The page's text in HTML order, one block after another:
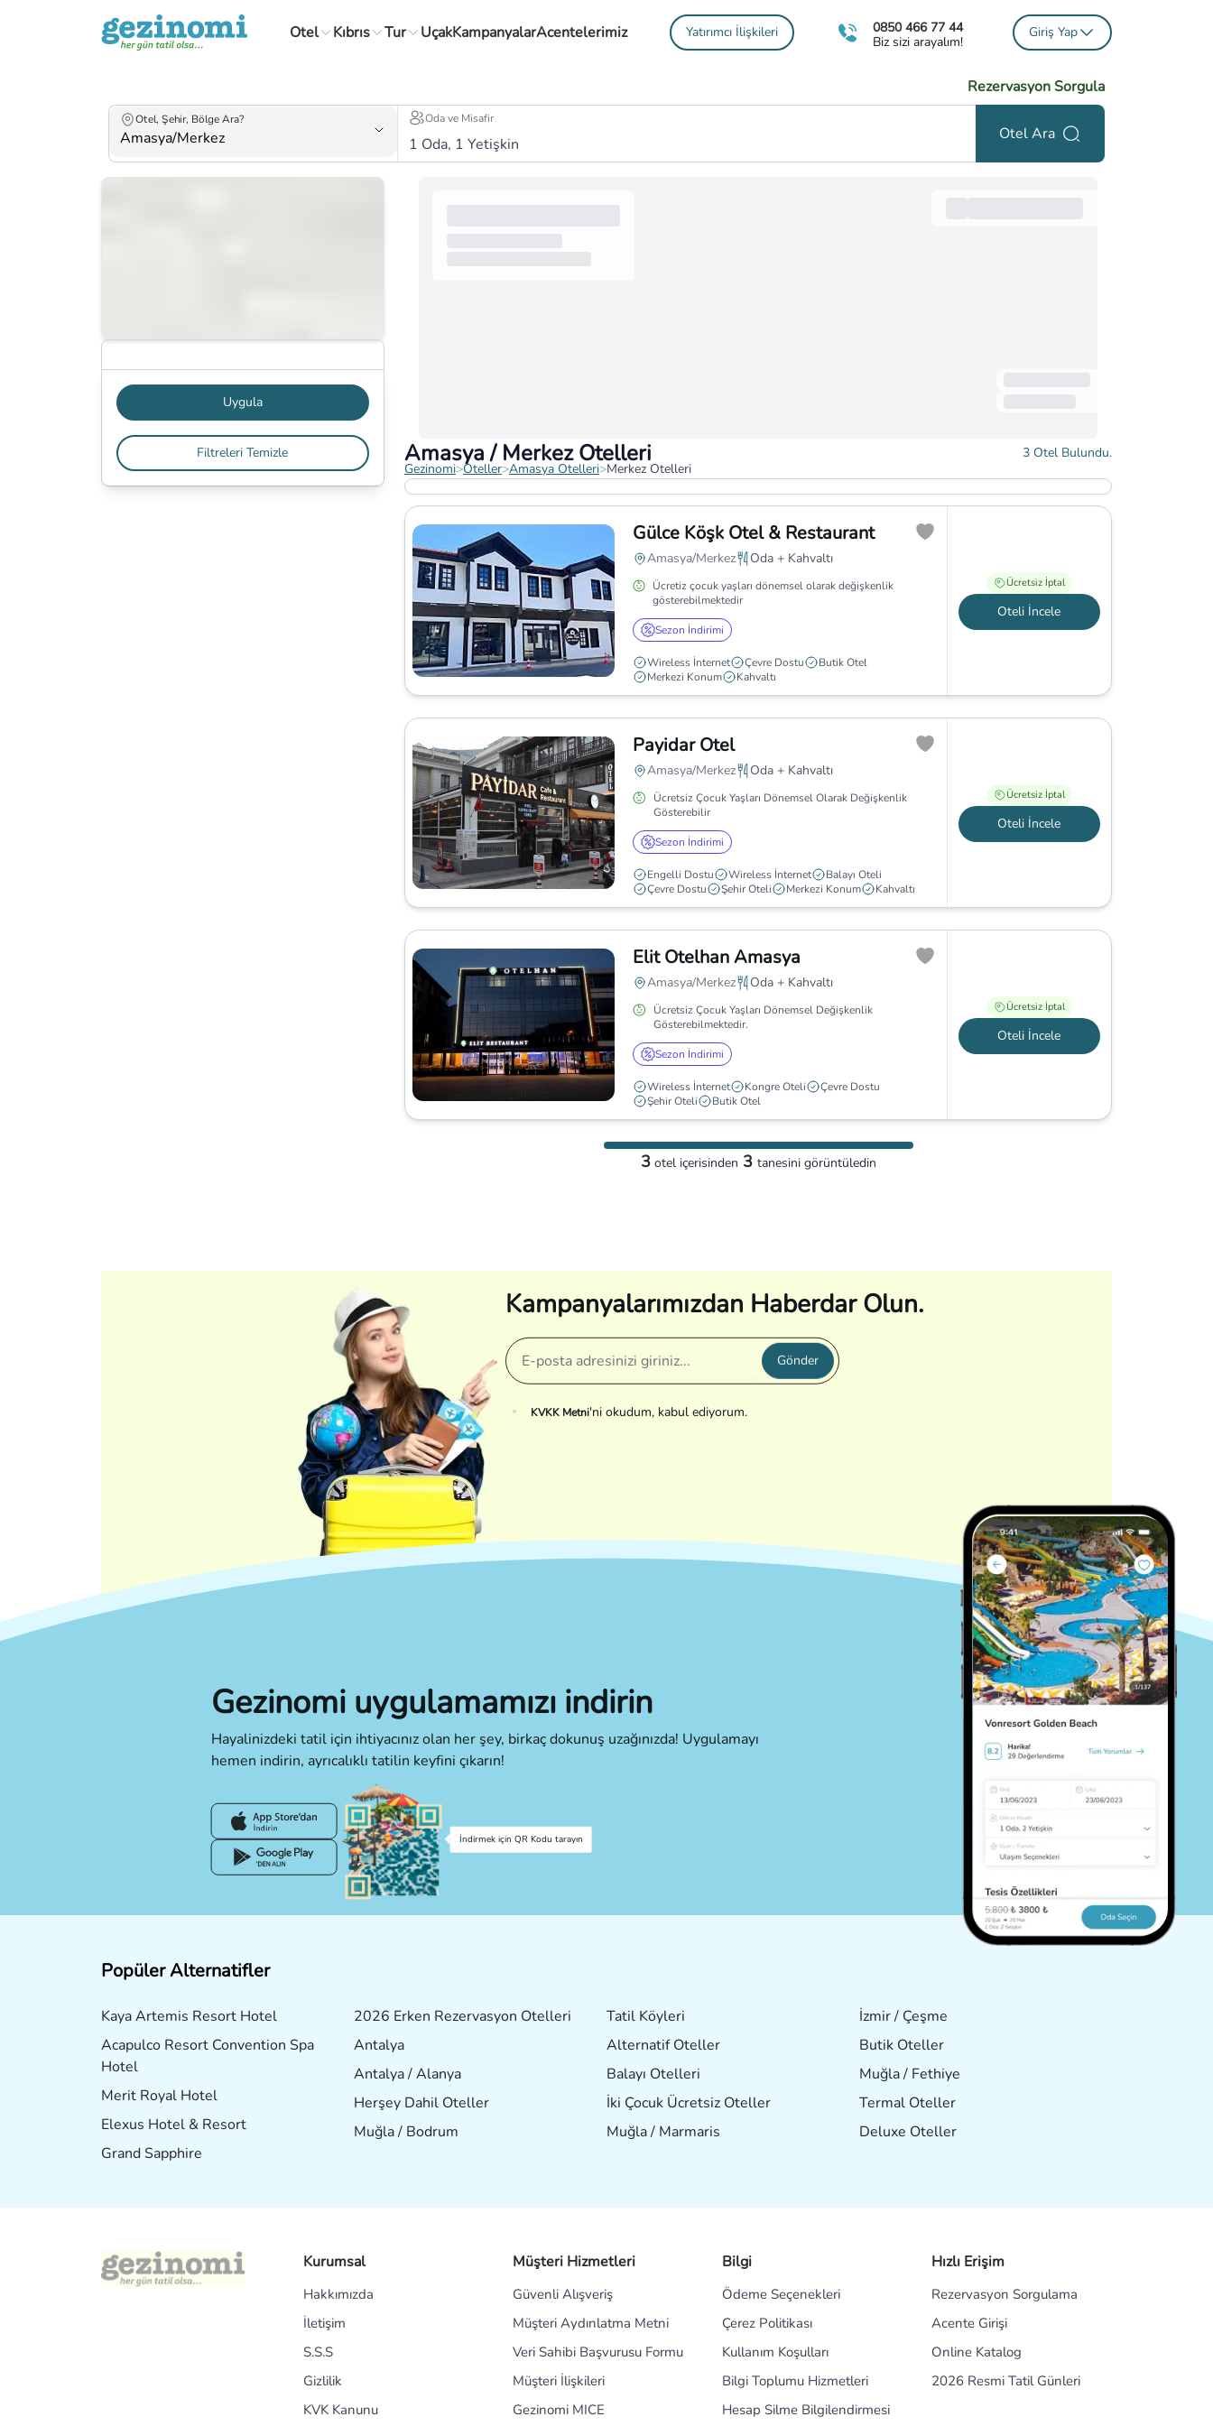
Otel Kıbrıs Tur UçakKampanyalarAcentelerimiz Yatırımcı İlişkileri
0850 466 77 44
Biz sizi arayalım!
Giriş Yap
Rezervasyon Sorgula
Otel, Şehir, Bölge Ara? Oda ve Misafir
1 Oda, 1 Yetişkin
Otel Ara
Uygula
Filtreleri Temizle Amasya / Merkez Otelleri 3 Otel Bulundu.
Gezinomi>Oteller>Amasya Otelleri>Merkez Otelleri
Gülce Köşk Otel & Restaurant
Amasya/Merkez Oda + Kahvaltı
Ücretiz çocuk yaşları dönemsel olarak değişkenlik
gösterebilmektedir
Sezon İndirimi
Wireless İnternet Çevre Dostu
Butik Otel
Merkezi Konum
Kahvaltı
Ücretsiz İptal
Oteli İncele
Payidar Otel
Amasya/Merkez Oda + Kahvaltı
Ücretsiz Çocuk Yaşları Dönemsel Olarak Değişkenlik
Gösterebilir
Sezon İndirimi
Engelli Dostu Wireless İnternet
Balayı Oteli
Çevre Dostu
Şehir Oteli Merkezi Konum Kahvaltı
Ücretsiz İptal
Oteli İncele
Elit Otelhan Amasya
Amasya/Merkez Oda + Kahvaltı
Ücretsiz Çocuk Yaşları Dönemsel Değişkenlik
Gösterebilmektedir.
Sezon İndirimi
Wireless İnternet Kongre Oteli
Çevre Dostu
Şehir Oteli
Butik Otel
Ücretsiz İptal
Oteli İncele
3 oteliçerisinden 3 tanesini görüntüledin
Kampanyalarımızdan Haberdar Olun.
Gönder
KVKK Metni'ni okudum, kabul ediyorum.
Gezinomi uygulamamızı indirin
Hayalinizdeki tatil için ihtiyacınız olan her şey, birkaç dokunuş uzağınızda! Uygulamayı
hemen indirin, ayrıcalıklı tatilin keyfini çıkarın!
İndirmek için QR Kodu tarayın
Popüler Alternatifler
Kaya Artemis Resort Hotel
Acapulco Resort Convention Spa
Hotel
Merit Royal Hotel
Elexus Hotel & Resort
Grand Sapphire
2026 Erken Rezervasyon Otelleri
Antalya
Antalya / Alanya
Herşey Dahil Oteller
Muğla / Bodrum
Tatil Köyleri
Alternatif Oteller
Balayı Otelleri
İki Çocuk Ücretsiz Oteller
Muğla / Marmaris
İzmir / Çeşme
Butik Oteller
Muğla / Fethiye
Termal Oteller
Deluxe Oteller
Kurumsal
Hakkımızda
İletişim
S.S.S
Gizlilik
KVK Kanunu
Müşteri Hizmetleri
Güvenli Alışveriş
Müşteri Aydınlatma Metni
Veri Sahibi Başvurusu Formu
Müşteri İlişkileri
Gezinomi MICE
Bilgi
Ödeme Seçenekleri
Çerez Politikası
Kullanım Koşulları
Bilgi Toplumu Hizmetleri
Hesap Silme Bilgilendirmesi
Hızlı Erişim
Rezervasyon Sorgulama
Acente Girişi
Online Katalog
2026 Resmi Tatil Günleri